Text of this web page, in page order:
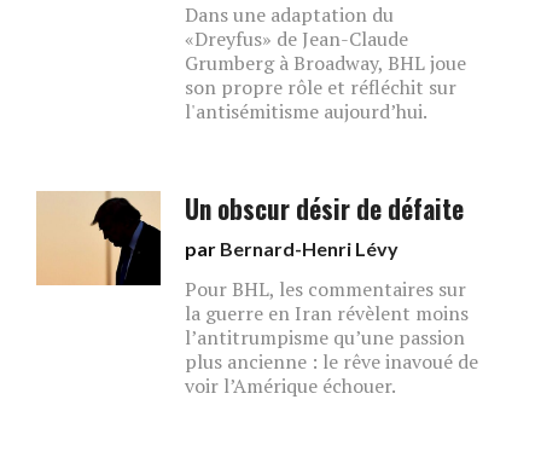
Dans une adaptation du
«Dreyfus» de Jean-Claude
Grumberg à Broadway, BHL joue
son propre rôle et réfléchit sur
l'antisémitisme aujourd’hui.
Un obscur désir de défaite
par Bernard-Henri Lévy
Pour BHL, les commentaires sur
la guerre en Iran révèlent moins
l’antitrumpisme qu’une passion
plus ancienne : le rêve inavoué de
voir l’Amérique échouer.